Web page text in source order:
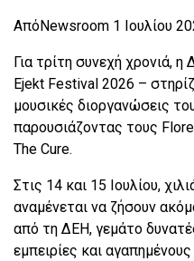
ΑπόNewsroom 1 Ιουλίου
Για τρίτη συνεχή χρονιά,
Ejekt Festival 2026 –
μουσικές διοργανώσεις
παρουσιάζοντας τους
The Cure.
Στις 14 και 15 Ιουλίου,
αναμένεται να ζήσουν
από τη ΔΕΗ, γεμάτο
εμπειρίες και